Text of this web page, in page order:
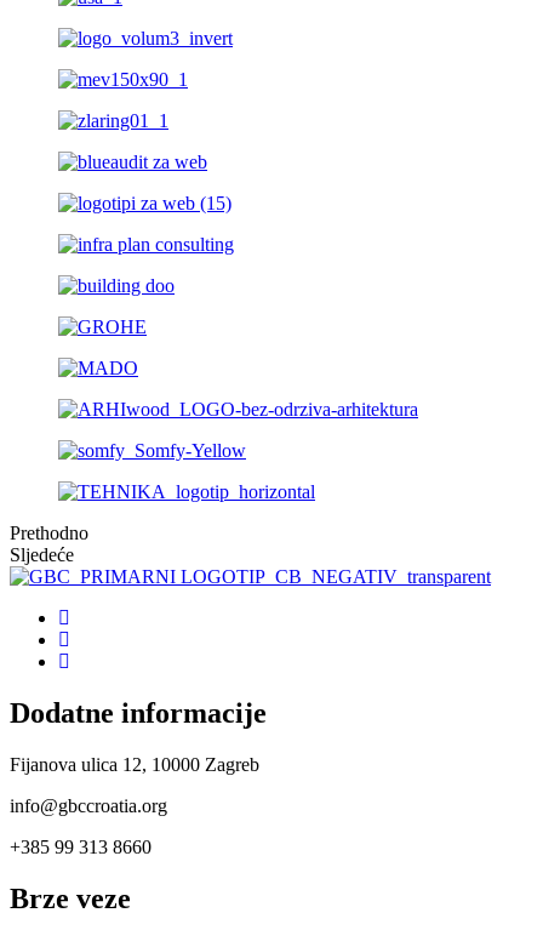
Prethodno
Sljedeće
Dodatne informacije
Fijanova ulica 12, 10000 Zagreb
info@gbccroatia.org
+385 99 313 8660
Brze veze